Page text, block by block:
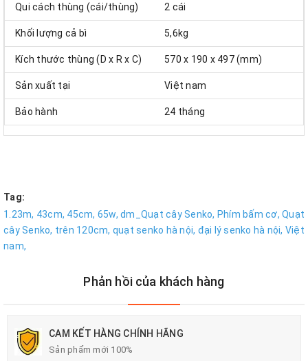
Qui cách thùng (cái/thùng) 2 cái
Khối lượng cả bì 5,6kg
Kích thước thùng (D x R x C) 570 x 190 x 497 (mm)
Sản xuất tại Việt nam
Bảo hành 24 tháng
Tag:
1.23m, 43cm, 45cm, 65w, dm_Quạt cây Senko, Phím bấm cơ, Quạt
cây Senko, trên 120cm, quạt senko hà nội, đại lý senko hà nội, Việt
nam,
Phản hồi của khách hàng
CAM KẾT HÀNG CHÍNH HÃNG
Sản phẩm mới 100%